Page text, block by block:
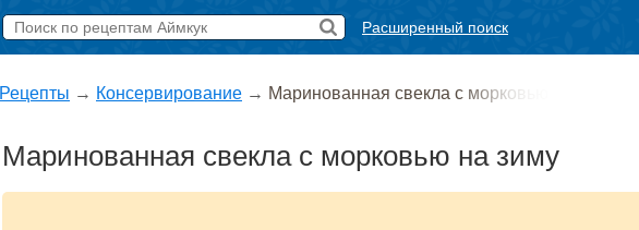
Расширенный поиск
Рецепты → Консервирование → Маринованная свекла с морковью
Маринованная свекла с морковью на зиму